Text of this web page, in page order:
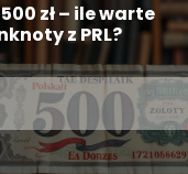
zł – ile warte
z PRL?